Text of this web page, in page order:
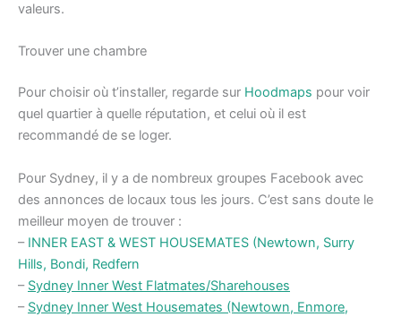
valeurs.
Trouver une chambre
Pour choisir où t’installer, regarde sur Hoodmaps pour voir
quel quartier à quelle réputation, et celui où il est
recommandé de se loger.
Pour Sydney, il y a de nombreux groupes Facebook avec
des annonces de locaux tous les jours. C’est sans doute le
meilleur moyen de trouver :
– INNER EAST & WEST HOUSEMATES (Newtown, Surry
Hills, Bondi, Redfern
– Sydney Inner West Flatmates/Sharehouses
– Sydney Inner West Housemates (Newtown, Enmore,